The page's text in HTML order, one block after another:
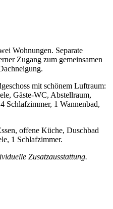
Wohnungen. Separate
Zugang zum gemeinsamen
mit schönem Luftraum:
Gäste-WC, Abstellraum,
Schlafzimmer, 1 Wannenbad,
offene Küche, Duschbad
1 Schlafzimmer.
Zusatzausstattung.